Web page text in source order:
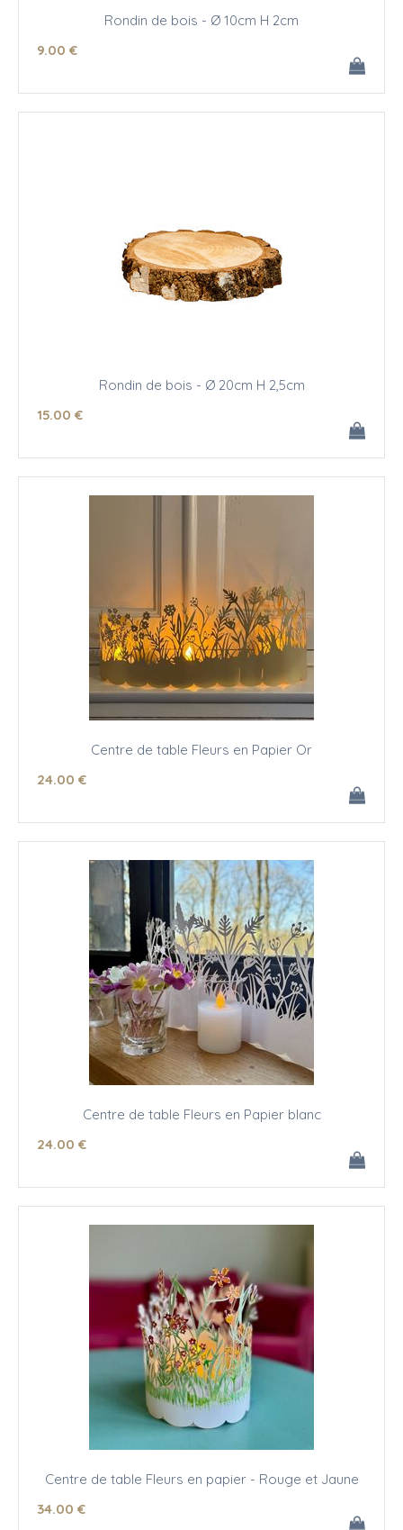
Rondin de bois - Ø 10cm H 2cm
9.00 €
Rondin de bois - Ø 20cm H 2,5cm
15.00 €
Centre de table Fleurs en Papier Or
24.00 €
Centre de table Fleurs en Papier blanc
24.00 €
Centre de table Fleurs en papier - Rouge et Jaune
34.00 €